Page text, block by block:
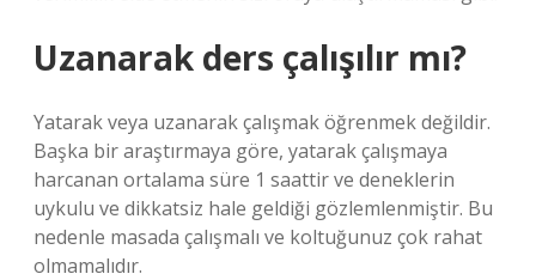
Uzanarak ders çalışılır mı?
Yatarak veya uzanarak çalışmak öğrenmek değildir.
Başka bir araştırmaya göre, yatarak çalışmaya
harcanan ortalama süre 1 saattir ve deneklerin
uykulu ve dikkatsiz hale geldiği gözlemlenmiştir. Bu
nedenle masada çalışmalı ve koltuğunuz çok rahat
olmamalıdır.